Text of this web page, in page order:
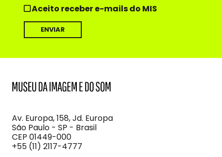
Aceito receber e-mails do MIS
Imagem
e
do
Som
Av. Europa, 158, Jd. Europa
São Paulo - SP - Brasil
CEP 01449-000
+55 (11) 2117-4777